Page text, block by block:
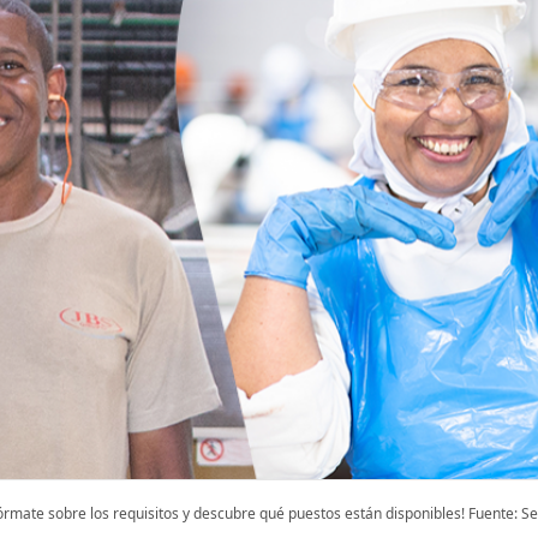
sobre los requisitos y descubre qué puestos están disponibles! Fuente: